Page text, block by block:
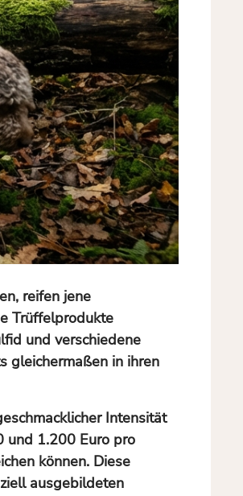
reifen jene
Trüffelprodukte
und verschiedene
gleichermaßen in ihren
Intensität
und 1.200 Euro pro
können. Diese
ausgebildeten